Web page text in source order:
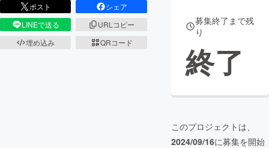
ポスト
シェア
LINEで送る
URLコピー
埋め込み
QRコード
募集終了まで残
り
終了
このプロジェクトは、
2024/09/16に募集を開始